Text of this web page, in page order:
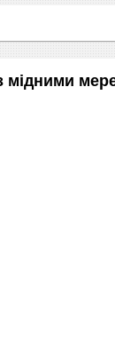
мідними